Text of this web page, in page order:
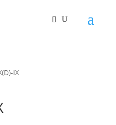
IX